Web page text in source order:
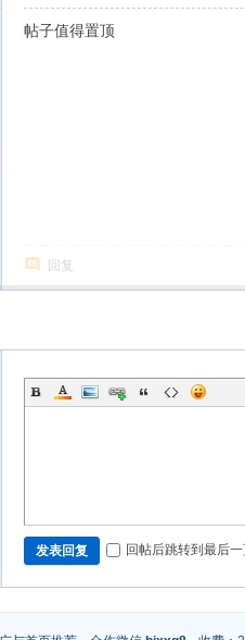
帖子值得置顶
回复
发表回复 回帖后跳转到最后